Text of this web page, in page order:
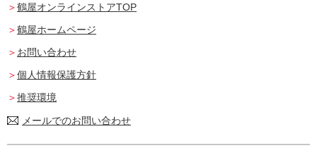
鶴屋オンラインストアTOP
鶴屋ホームページ
お問い合わせ
個人情報保護方針
推奨環境
メールでのお問い合わせ